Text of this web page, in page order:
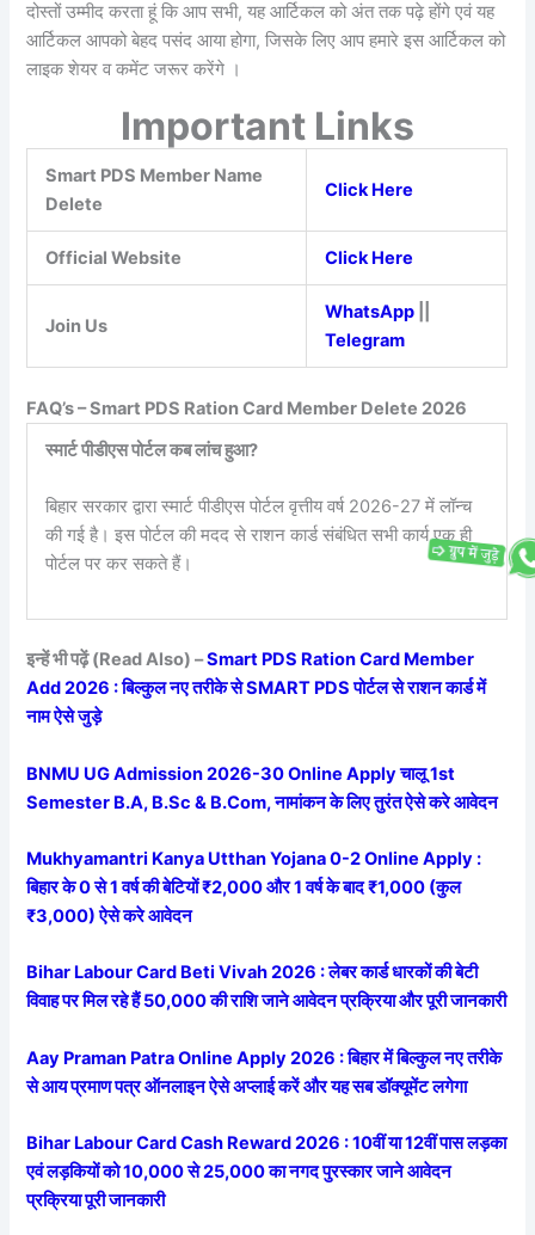
दोस्तों उम्मीद करता हूं कि आप सभी, यह आर्टिकल को अंत तक पढ़े होंगे एवं यह
आर्टिकल आपको बेहद पसंद आया होगा, जिसके लिए आप हमारे इस आर्टिकल को
लाइक शेयर व कमेंट जरूर करेंगे ।
Important Links
Smart PDS Member Name
Delete
Click Here
Official Website Click Here
Join Us
WhatsApp
Telegram
FAQ’s – Smart PDS Ration Card Member Delete 2026
स्मार्ट पीडीएस पोर्टल कब लांच हुआ?
बिहार सरकार द्वारा स्मार्ट पीडीएस पोर्टल वृत्तीय वर्ष 2026-27 में लॉन्च
की गई है। इस पोर्टल की मदद से राशन कार्ड संबंधित सभी कार्य एक ही
पोर्टल पर कर सकते हैं।
इन्हें भी पढ़ें (Read Also) –Smart PDS Ration Card Member
Add 2026 : बिल्कुल नए तरीके से SMART PDS पोर्टल से राशन कार्ड में
नाम ऐसे जुड़े
BNMU UG Admission 2026-30 Online Apply चालू 1st
Semester B.A, B.Sc & B.Com, नामांकन के लिए तुरंत ऐसे करे आवेदन
Mukhyamantri Kanya Utthan Yojana 0-2 Online Apply :
बिहार के 0 से 1 वर्ष की बेटियों ₹2,000 और 1 वर्ष के बाद ₹1,000 (कुल
₹3,000) ऐसे करे आवेदन
Bihar Labour Card Beti Vivah 2026 : लेबर कार्ड धारकों की बेटी
विवाह पर मिल रहे हैं 50,000 की राशि जाने आवेदन प्रक्रिया और पूरी जानकारी
Aay Praman Patra Online Apply 2026 : बिहार में बिल्कुल नए तरीके
से आय प्रमाण पत्र ऑनलाइन ऐसे अप्लाई करें और यह सब डॉक्यूमेंट लगेगा
Bihar Labour Card Cash Reward 2026 : 10वीं या 12वीं पास लड़का
एवं लड़कियों को 10,000 से 25,000 का नगद पुरस्कार जाने आवेदन
प्रक्रिया पूरी जानकारी